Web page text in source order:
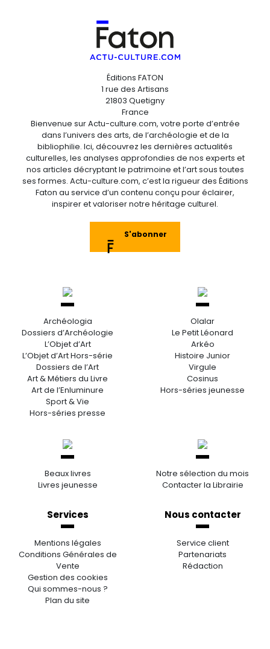
Éditions FATON
1 rue des Artisans
21803 Quetigny
France
Bienvenue sur Actu-culture.com, votre porte d’entrée
dans l’univers des arts, de l’archéologie et de la
bibliophilie. Ici, découvrez les dernières actualités
culturelles, les analyses approfondies de nos experts et
nos articles décryptant le patrimoine et l’art sous toutes
ses formes. Actu-culture.com, c’est la rigueur des Éditions
Faton au service d’un contenu conçu pour éclairer,
inspirer et valoriser notre héritage culturel.
S'abonner
Archéologia
Dossiers d’Archéologie
L’Objet d’Art
L’Objet d’Art Hors-série
Dossiers de l’Art
Art & Métiers du Livre
Art de l’Enluminure
Sport & Vie
Hors-séries presse
Olalar
Le Petit Léonard
Arkéo
Histoire Junior
Virgule
Cosinus
Hors-séries jeunesse
Beaux livres
Livres jeunesse
Notre sélection du mois
Contacter la Librairie
Services
Mentions légales
Conditions Générales de
Vente
Gestion des cookies
Qui sommes-nous ?
Plan du site
Nous contacter
Service client
Partenariats
Rédaction